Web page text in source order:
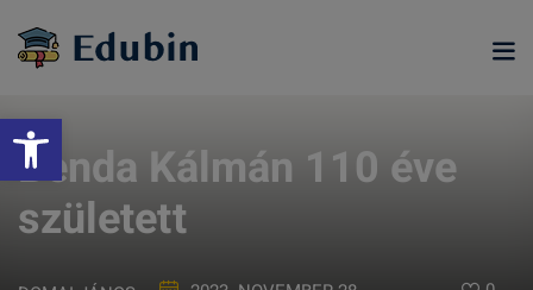
Eszköztár megnyitása
content
Benda Kálmán 110 éve
született